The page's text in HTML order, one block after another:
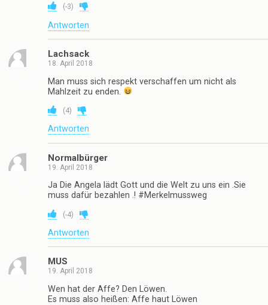
(-3)
Antworten
Lachsack
18. April 2018
Man muss sich respekt verschaffen um nicht als
Mahlzeit zu enden.
(4)
Antworten
Normalbürger
19. April 2018
Ja Die Angela lädt Gott und die Welt zu uns ein .Sie
muss dafür bezahlen .! #Merkelmussweg
(-4)
Antworten
MUS
19. April 2018
Wen hat der Affe? Den Löwen.
Es muss also heißen: Affe haut Löwen